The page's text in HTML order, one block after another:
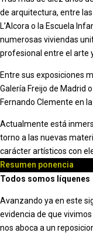
de arquitectura, entre
L’Alcora o la Escuela
numerosas viviendas
profesional entre el arte
Entre sus exposiciones
Galería Freijo de Madrid o
Fernando Clemente en
Actualmente está
torno a las nuevas
carácter artísticos con
Resumen ponencia
Todos somos líquenes
Avanzando ya en este
evidencia de que
nos aboca a un